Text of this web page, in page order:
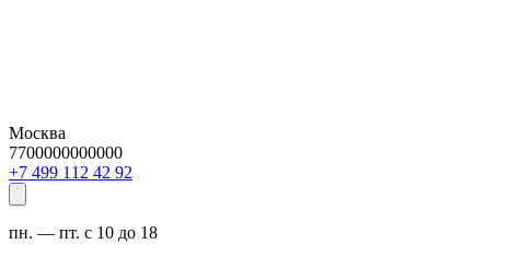
Москва
7700000000000
29 24 211 994 7+
пн. — пт. с 10 до 18